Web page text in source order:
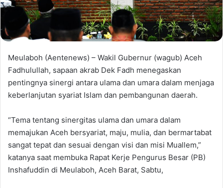
Meulaboh (Aentenews) – Wakil Gubernur (wagub) Aceh
Fadhulullah, sapaan akrab Dek Fadh menegaskan
pentingnya sinergi antara ulama dan umara dalam menjaga
keberlanjutan syariat Islam dan pembangunan daerah.
“Tema tentang sinergitas ulama dan umara dalam
memajukan Aceh bersyariat, maju, mulia, dan bermartabat
sangat tepat dan sesuai dengan visi dan misi Muallem,”
katanya saat membuka Rapat Kerje Pengurus Besar (PB)
Inshafuddin di Meulaboh, Aceh Barat, Sabtu,